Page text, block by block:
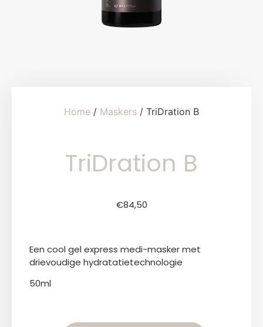
Home / Maskers / TriDration B
TriDration B
€84,50
Een cool gel express medi-masker met
drievoudige hydratatietechnologie
50ml